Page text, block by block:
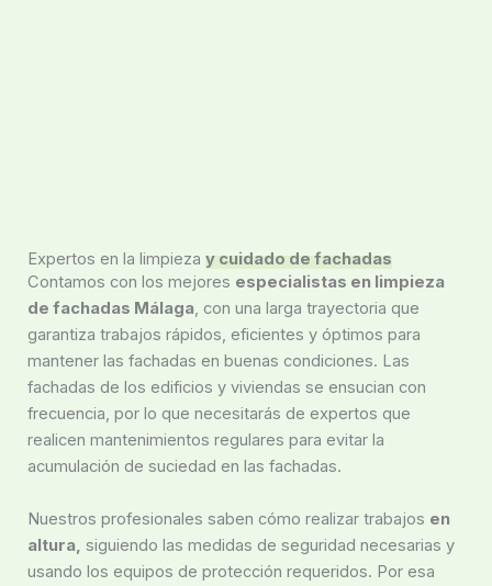
Expertos en la limpieza y cuidado de fachadas
Contamos con los mejores especialistas en limpieza
de fachadas Málaga, con una larga trayectoria que
garantiza trabajos rápidos, eficientes y óptimos para
mantener las fachadas en buenas condiciones. Las
fachadas de los edificios y viviendas se ensucian con
frecuencia, por lo que necesitarás de expertos que
realicen mantenimientos regulares para evitar la
acumulación de suciedad en las fachadas.
Nuestros profesionales saben cómo realizar trabajos en
altura, siguiendo las medidas de seguridad necesarias y
usando los equipos de protección requeridos. Por esa